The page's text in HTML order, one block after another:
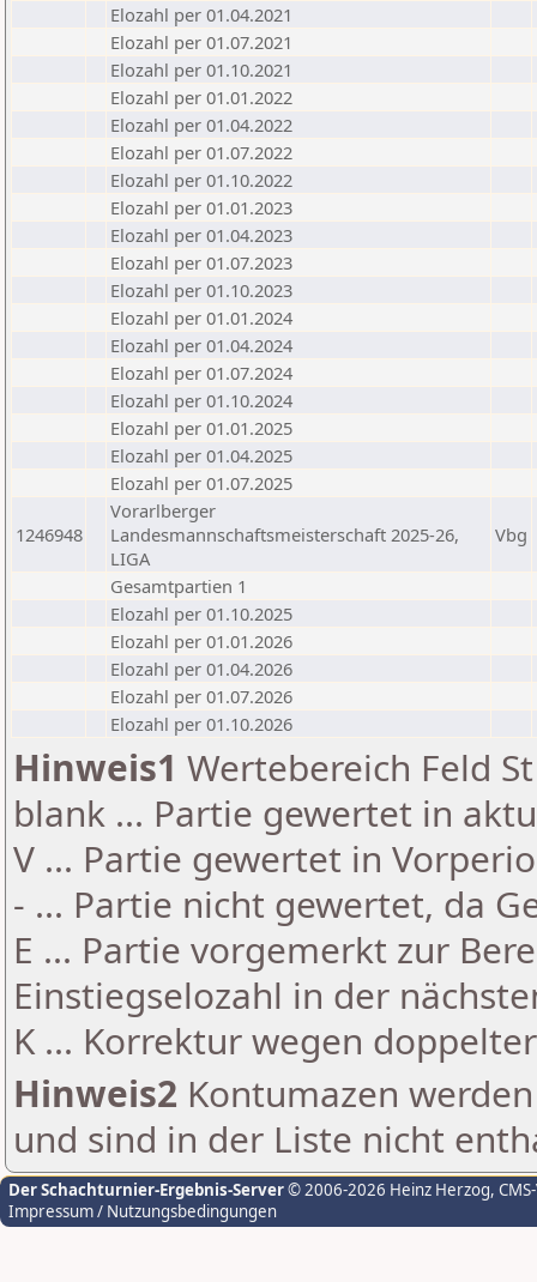
Elozahl per 01.04.2021
Elozahl per 01.07.2021
Elozahl per 01.10.2021
Elozahl per 01.01.2022
Elozahl per 01.04.2022
Elozahl per 01.07.2022
Elozahl per 01.10.2022
Elozahl per 01.01.2023
Elozahl per 01.04.2023
Elozahl per 01.07.2023
Elozahl per 01.10.2023
Elozahl per 01.01.2024
Elozahl per 01.04.2024
Elozahl per 01.07.2024
Elozahl per 01.10.2024
Elozahl per 01.01.2025
Elozahl per 01.04.2025
Elozahl per 01.07.2025
1246948
Vorarlberger
Landesmannschaftsmeisterschaft 2025-26,
LIGA
Vbg
Gesamtpartien 1
Elozahl per 01.10.2025
Elozahl per 01.01.2026
Elozahl per 01.04.2026
Elozahl per 01.07.2026
Elozahl per 01.10.2026
Hinweis1 Wertebereich Feld
blank ... Partie gewertet in
V ... Partie gewertet in
- ... Partie nicht gewertet, da
E ... Partie vorgemerkt zur
Einstiegselozahl in der
K ... Korrektur wegen
Hinweis2 Kontumazen
und sind in der Liste nicht
Der Schachturnier-Ergebnis-Server© 2006-2026 Heinz Herzog,
Impressum / Nutzungsbedingungen